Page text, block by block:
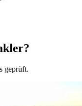
geprüft.